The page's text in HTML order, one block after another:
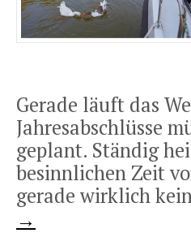
Gerade läuft das
Jahresabschlüsse
geplant. Ständig
besinnlichen Zeit
gerade wirklich
→